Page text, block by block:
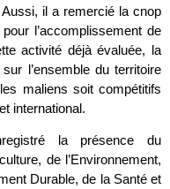
il a remercié la cnop
l’accomplissement de
activité déjà évaluée, la
l’ensemble du territoire
maliens soit compétitifs
international.
la présence du
de l’Environnement,
Durable, de la Santé et